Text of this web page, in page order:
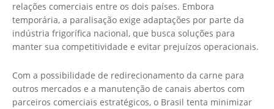
relações comerciais entre os dois países. Embora
temporária, a paralisação exige adaptações por parte da
indústria frigorífica nacional, que busca soluções para
manter sua competitividade e evitar prejuízos operacionais.
Com a possibilidade de redirecionamento da carne para
outros mercados e a manutenção de canais abertos com
parceiros comerciais estratégicos, o Brasil tenta minimizar